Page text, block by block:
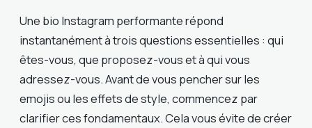
Une bio Instagram performante répond
instantanément à trois questions essentielles : qui
êtes-vous, que proposez-vous et à qui vous
adressez-vous. Avant de vous pencher sur les
emojis ou les effets de style, commencez par
clarifier ces fondamentaux. Cela vous évite de créer